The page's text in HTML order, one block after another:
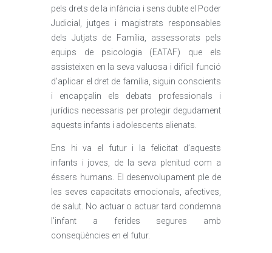
pels drets de la infància i sens dubte el Poder
Judicial, jutges i magistrats responsables
dels Jutjats de Família, assessorats pels
equips de psicologia (EATAF) que els
assisteixen en la seva valuosa i difícil funció
d’aplicar el dret de família, siguin conscients
i encapçalin els debats professionals i
jurídics necessaris per protegir degudament
aquests infants i adolescents alienats.
Ens hi va el futur i la felicitat d’aquests
infants i joves, de la seva plenitud com a
éssers humans. El desenvolupament ple de
les seves capacitats emocionals, afectives,
de salut. No actuar o actuar tard condemna
l’infant a ferides segures amb
conseqüències en el futur.